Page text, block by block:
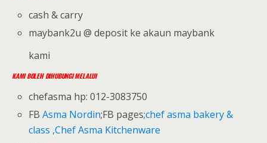
cash & carry
maybank2u @ deposit ke akaun maybank
kami
KAMI BOLEH DIHUBUNGI MELALUI
chefasma hp: 012-3083750
FBAsma Nordin;FB pages;chef asma bakery &
class ,Chef Asma Kitchenware